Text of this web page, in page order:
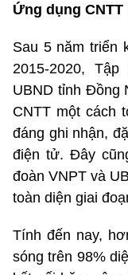
Ứng dụng
Sau 5 năm triển
2015-2020,
UBND tỉnh Đồng
CNTT một cách
đáng ghi nhận,
điện tử. Đây
đoàn VNPT và
toàn diện giai
Tính đến nay,
sóng trên 98%